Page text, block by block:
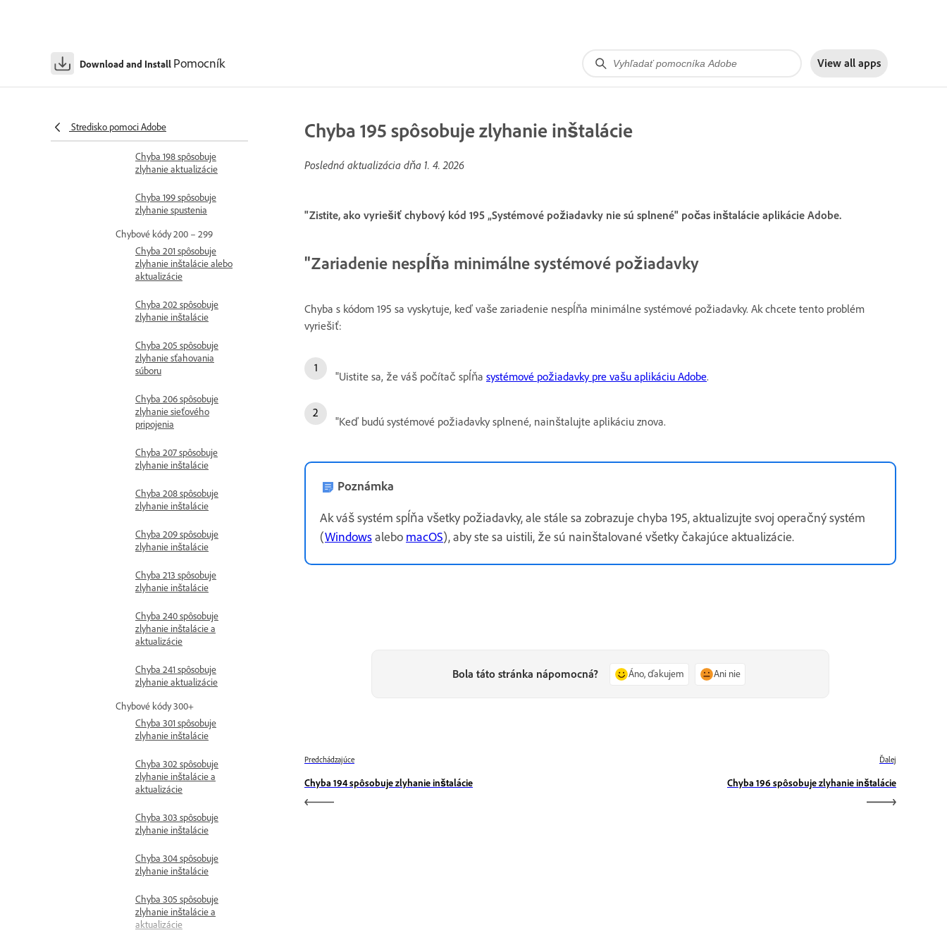
Download and Install Pomocník View all apps
Stredisko pomoci Adobe
zlyhanie inštalácie
zlyhanie inštalácie
Chyba 198 spôsobuje
zlyhanie aktualizácie
Chyba 199 spôsobuje
zlyhanie spustenia
Chybové kódy 200 – 299
Chyba 201 spôsobuje
zlyhanie inštalácie alebo
aktualizácie
Chyba 202 spôsobuje
zlyhanie inštalácie
Chyba 205 spôsobuje
zlyhanie sťahovania
súboru
Chyba 206 spôsobuje
zlyhanie sieťového
pripojenia
Chyba 207 spôsobuje
zlyhanie inštalácie
Chyba 208 spôsobuje
zlyhanie inštalácie
Chyba 209 spôsobuje
zlyhanie inštalácie
Chyba 213 spôsobuje
zlyhanie inštalácie
Chyba 240 spôsobuje
zlyhanie inštalácie a
aktualizácie
Chyba 241 spôsobuje
zlyhanie aktualizácie
Chybové kódy 300+
Chyba 301 spôsobuje
zlyhanie inštalácie
Chyba 302 spôsobuje
zlyhanie inštalácie a
aktualizácie
Chyba 303 spôsobuje
zlyhanie inštalácie
Chyba 304 spôsobuje
zlyhanie inštalácie
Chyba 305 spôsobuje
zlyhanie inštalácie a
aktualizácie
Chyba 195 spôsobuje zlyhanie inštalácie
Posledná aktualizácia dňa 1. 4. 2026
"Zistite, ako vyriešiť chybový kód 195 „Systémové požiadavky nie sú splnené" počas inštalácie aplikácie Adobe.
"Zariadenie nespĺňa minimálne systémové požiadavky
Chyba s kódom 195 sa vyskytuje, keď vaše zariadenie nespĺňa minimálne systémové požiadavky. Ak chcete tento problém
vyriešiť:
"Uistite sa, že váš počítač spĺňa systémové požiadavky pre vašu aplikáciu Adobe.
"Keď budú systémové požiadavky splnené, nainštalujte aplikáciu znova.
Poznámka
Ak váš systém spĺňa všetky požiadavky, ale stále sa zobrazuje chyba 195, aktualizujte svoj operačný systém
(Windowsalebo macOS), aby ste sa uistili, že sú nainštalované všetky čakajúce aktualizácie.
Bola táto stránka nápomocná? Áno, ďakujem Ani nie
Predchádzajúce
Chyba 194 spôsobuje zlyhanie inštalácie
Ďalej
Chyba 196 spôsobuje zlyhanie inštalácie